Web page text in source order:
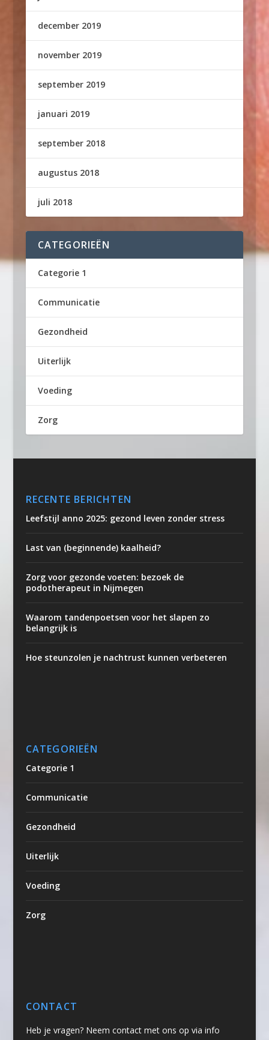
december 2019
november 2019
september 2019
januari 2019
september 2018
augustus 2018
juli 2018
CATEGORIEËN
Categorie 1
Communicatie
Gezondheid
Uiterlijk
Voeding
Zorg
RECENTE BERICHTEN
Leefstijl anno 2025: gezond leven zonder stress
Last van (beginnende) kaalheid?
Zorg voor gezonde voeten: bezoek de
podotherapeut in Nijmegen
Waarom tandenpoetsen voor het slapen zo
belangrijk is
Hoe steunzolen je nachtrust kunnen verbeteren
CATEGORIEËN
Categorie 1
Communicatie
Gezondheid
Uiterlijk
Voeding
Zorg
CONTACT
Heb je vragen? Neem contact met ons op via info